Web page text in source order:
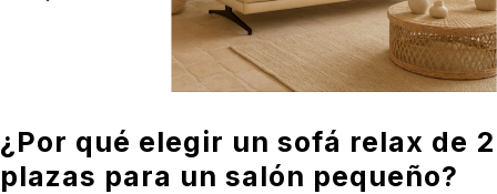
¿Por qué elegir un sofá relax de 2
plazas para un salón pequeño?